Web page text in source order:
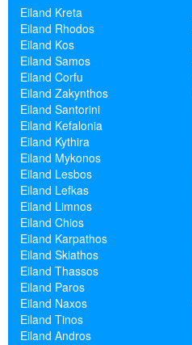
Eiland Kreta
Eiland Rhodos
Eiland Kos
Eiland Samos
Eiland Corfu
Eiland Zakynthos
Eiland Santorini
Eiland Kefalonia
Eiland Kythira
Eiland Mykonos
Eiland Lesbos
Eiland Lefkas
Eiland Limnos
Eiland Chios
Eiland Karpathos
Eiland Skiathos
Eiland Thassos
Eiland Paros
Eiland Naxos
Eiland Tinos
Eiland Andros